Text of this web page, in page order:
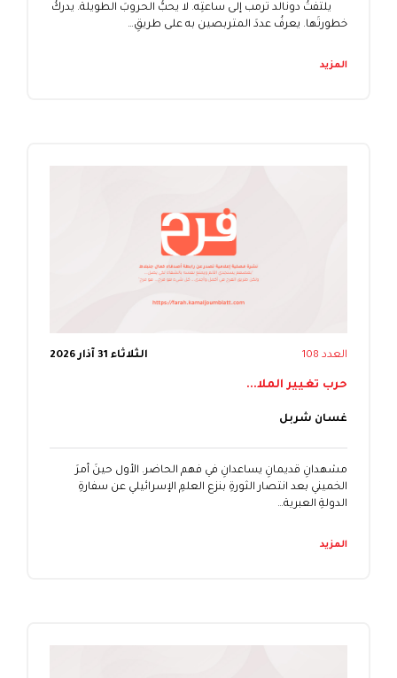
يلتفتُ دونالد ترمب إلى ساعتِه. لا يحبُّ الحروبَ الطويلة. يدركُ
خطورتَها. يعرفُ عددَ المتربصين به على طريقِ…
المزيد
العدد 108 الثلاثاء 31 آذار 2026
حرب تغيير الملا...
غسان شربل
مشهدانِ قديمانِ يساعدانِ في فهم الحاضر. الأول حينَ أمرَ
الخميني بعد انتصار الثورةِ بنزع العلمِ الإسرائيلي عن سفارةِ
الدولةِ العبرية…
المزيد